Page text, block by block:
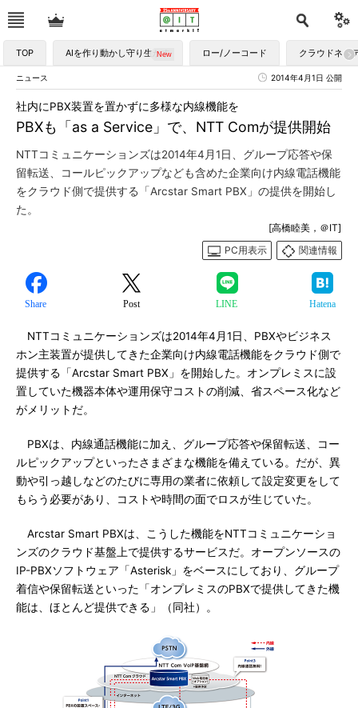
TOP AIを作り動かし守り生かす ロー/ノーコード クラウドネイ
ニュース 2014年4月1日 公開
PBXも「as a Service」で、NTT Comが提供開始
社内にPBX装置を置かずに多様な内線機能を
NTTコミュニケーションズは2014年4月1日、グループ応答や保
留転送、コールピックアップなども含めた企業向け内線電話機能
をクラウド側で提供する「Arcstar Smart PBX」の提供を開始し
た。
[高橋睦美，＠IT]
PC用表示
関連情報
Share Post LINE Hatena
NTTコミュニケーションズは2014年4月1日、PBXやビジネス
ホン主装置が提供してきた企業向け内線電話機能をクラウド側で
提供する「Arcstar Smart PBX」を開始した。オンプレミスに設
置していた機器本体や運用保守コストの削減、省スペース化など
がメリットだ。
PBXは、内線通話機能に加え、グループ応答や保留転送、コー
ルピックアップといったさまざまな機能を備えている。だが、異
動や引っ越しなどのたびに専用の業者に依頼して設定変更をして
もらう必要があり、コストや時間の面でロスが生じていた。
Arcstar Smart PBXは、こうした機能をNTTコミュニケーショ
ンズのクラウド基盤上で提供するサービスだ。オープンソースの
IP-PBXソフトウェア「Asterisk」をベースにしており、グループ
着信や保留転送といった「オンプレミスのPBXで提供してきた機
能は、ほとんど提供できる」（同社）。